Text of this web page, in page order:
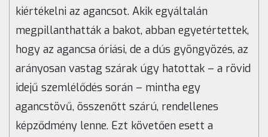
kiértékelni az agancsot. Akik egyáltalán
megpillanthatták a bakot, abban egyetértettek,
hogy az agancsa óriási, de a dús gyöngyözés, az
arányosan vastag szárak úgy hatottak – a rövid
idejű szemlélődés során – mintha egy
agancstövű, összenőtt szárú, rendellenes
képződmény lenne. Ezt követően esett a